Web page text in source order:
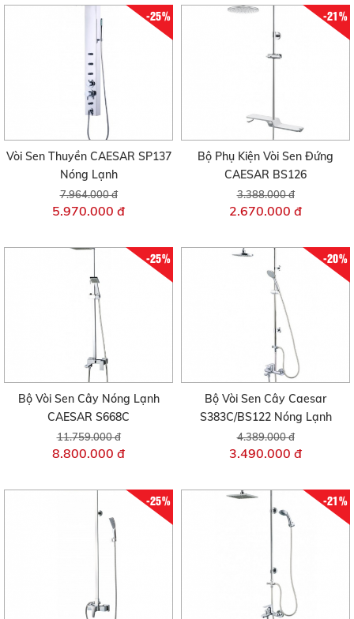
-25%
Vòi Sen Thuyền CAESAR SP137
Nóng Lạnh
7.964.000 đ
5.970.000 đ
-21%
Bộ Phụ Kiện Vòi Sen Đứng
CAESAR BS126
3.388.000 đ
2.670.000 đ
-25%
Bộ Vòi Sen Cây Nóng Lạnh
CAESAR S668C
11.759.000 đ
8.800.000 đ
-20%
Bộ Vòi Sen Cây Caesar
S383C/BS122 Nóng Lạnh
4.389.000 đ
3.490.000 đ
-25% -21%